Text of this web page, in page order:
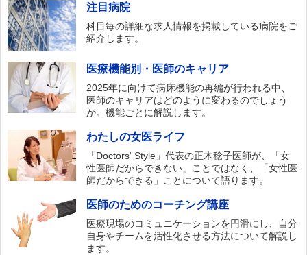
注目病院
科目毎の詳細な求人情報を掲載している病院をご
紹介します。
医療機能別・医師のキャリア
2025年に向けて病床機能の再編が行われる中、
医師のキャリアはどのように変わるのでしょう
か。機能ごとに解説します。
わたしの女医ライフ
「Doctors‘ Style」代表の正木稔子医師が、「女
性医師だからできない」ことではなく、「女性医
師だからできる」ことについて語ります。
医師のためのコーチング講座
医療現場のコミュニケーションを円滑にし、自分
自身やチームを活性化させる方法について解説し
ます。